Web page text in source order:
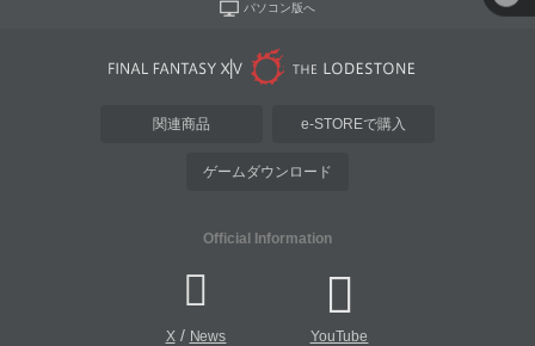
パソコン版へ
関連商品 e-STOREで購入
ゲームダウンロード
Official Information
X/ News YouTube